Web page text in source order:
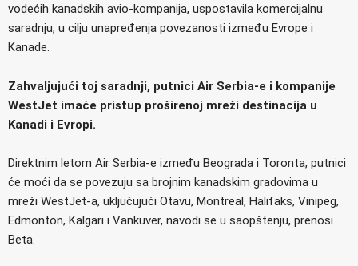
vodećih kanadskih avio-kompanija, uspostavila komercijalnu
saradnju, u cilju unapređenja povezanosti između Evrope i
Kanade.
Zahvaljujući toj saradnji, putnici Air Serbia-e i kompanije
WestJet imaće pristup proširenoj mreži destinacija u
Kanadi i Evropi.
Direktnim letom Air Serbia-e između Beograda i Toronta, putnici
će moći da se povezuju sa brojnim kanadskim gradovima u
mreži WestJet-a, uključujući Otavu, Montreal, Halifaks, Vinipeg,
Edmonton, Kalgari i Vankuver, navodi se u saopštenju, prenosi
Beta.